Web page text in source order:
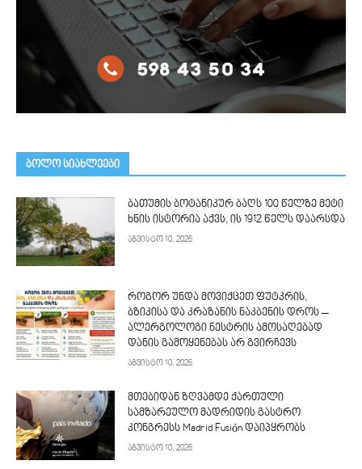
ᲑᲝᲚᲝ ᲡᲘᲐᲮᲚᲔᲔᲑᲘ
ბათუმის ბოტანიკურ ბაღს 100 წელზე მეტი
ხნის ისტორია აქვს, ის 1912 წელს დაარსდა
აგვისტო 10, 2026
როგორ უნდა მოვიქცეთ ფუტკრის,
ბზიკისა და კრაზანის ნაკბენის დროს –
ალერგოლოგი ნესტრის ამოსაღებად
დანის გამოყენებას არ გვირჩევს
აგვისტო 10, 2026
მთებიდან ზღვამდე ქართული
სამზარეულო მადრიდის გასტრო
კონგრესს Madrid Fusión დაიპყრობს
აგვისტო 10, 2026